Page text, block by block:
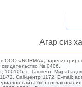
Агар сиз
ООО «NORMA»,
№ 0406.
100105, г. Ташкент,
72. Call-центр:1172. E-mail:
сайта без